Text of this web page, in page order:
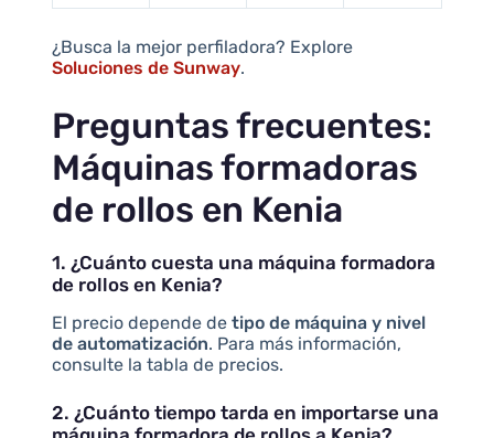
¿Busca la mejor perfiladora? Explore
Soluciones de Sunway.
Preguntas frecuentes:
Máquinas formadoras
de rollos en Kenia
1. ¿Cuánto cuesta una máquina formadora
de rollos en Kenia?
El precio depende de tipo de máquina y nivel
de automatización. Para más información,
consulte la tabla de precios.
2. ¿Cuánto tiempo tarda en importarse una